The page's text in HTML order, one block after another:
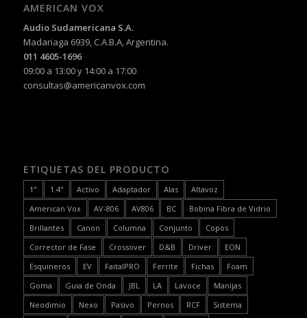
AMERICAN VOX
Audio Sudamericana S.A.
Madariaga 6939, C.A.B.A, Argentina.
011 4605-1696
09:00 a 13:00 y 14:00 a 17:00
consultas@americanvox.com
ETIQUETAS DEL PRODUCTO
1" 1.4" Activo Adaptador Alas
Altavoz
American Vox
AV-806 AV806 BC
Bobina Fibra de Vidrio
Brillantes
Canon Columna Conjunto
Copos
Corrector de Fase
Crossover D&B Driver
EON
Esquineros
EV FaitalPRO Ferrite Fichas
Foam
Goma
Guia de Onda JBL LA Lavoce
Manijas
Neodimio
Nexo Pasivo Pernos RCF Sistema